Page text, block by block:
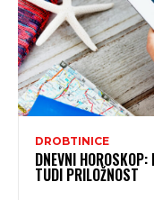
DROBTINICE
DNEVNI
TUDI PRILOŽNOST